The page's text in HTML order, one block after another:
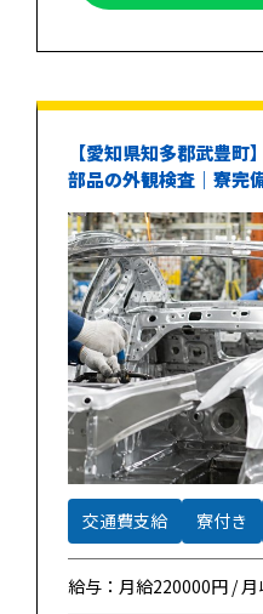
【愛知県知多郡武豊
部品の外観検査｜寮完
交通費支給 寮付き
給与：月給220000円 /